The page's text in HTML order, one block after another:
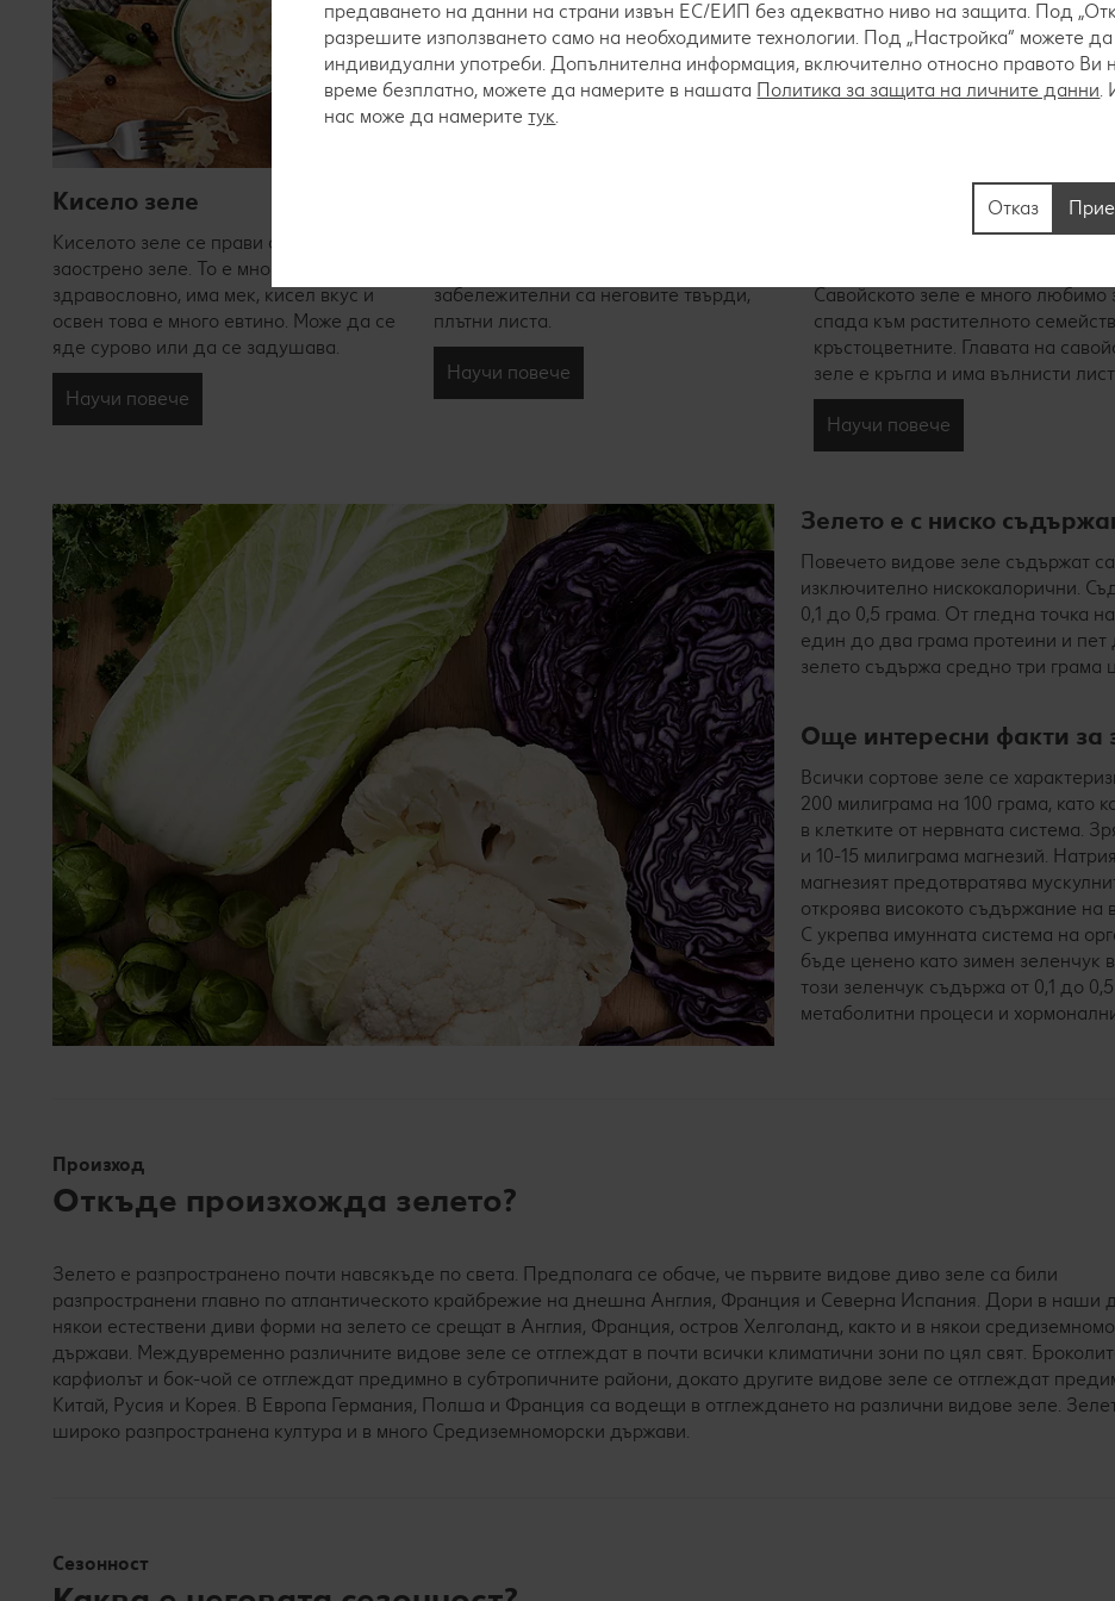
Кисело зеле
Киселото зеле се прави от бяло или
заострено зеле. То е много
здравословно, има мек, кисел вкус и
освен това е много евтино. Може да се
яде сурово или да се задушава.
Научи повече
забележителни са неговите твърди,
плътни листа.
Научи повече
Савойското зеле е много любимо
спада към растителното
кръстоцветните. Главата на
зеле е кръгла и има вълнисти
Научи повече
Зелето е с ниско
Повечето видове зеле съдържат
изключително нискокалорични.
0,1 до 0,5 грама. От гледна точка
един до два грама протеини и пет
зелето съдържа средно три грама
Още интересни факти за
Всички сортове зеле се
200 милиграма на 100 грама, като
в клетките от нервната система.
и 10-15 милиграма магнезий.
магнезият предотвратява
откроява високото съдържание
C укрепва имунната система на
бъде ценено като зимен зеленчук
този зеленчук съдържа от 0,1 до
метаболитни процеси и
Произход
Откъде произхожда зелето?
Зелето е разпространено почти навсякъде по света. Предполага се обаче, че първите видове диво зеле са били
разпространени главно по атлантическото крайбрежие на днешна Англия, Франция и Северна Испания. Дори в наши
някои естествени диви форми на зелето се срещат в Англия, Франция, остров Хелголанд, както и в някои
държави. Междувременно различните видове зеле се отглеждат в почти всички климатични зони по цял свят.
карфиолът и бок-чой се отглеждат предимно в субтропичните райони, докато другите видове зеле се отглеждат
Китай, Русия и Корея. В Европа Германия, Полша и Франция са водещи в отглеждането на различни видове зеле.
широко разпространена култура и в много Средиземноморски държави.
Сезонност
предаването на данни на страни извън ЕС/ЕИП без адекватно ниво на защита. Под
разрешите използването само на необходимите технологии. Под „Настройка“ можете
индивидуални употреби. Допълнителна информация, включително относно правото Ви
време безплатно, можете да намерите в нашата Политика за защита на личните данни.
нас може да намеритетук.
Отказ